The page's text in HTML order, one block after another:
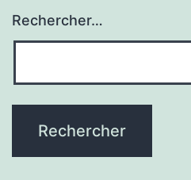
Rechercher…